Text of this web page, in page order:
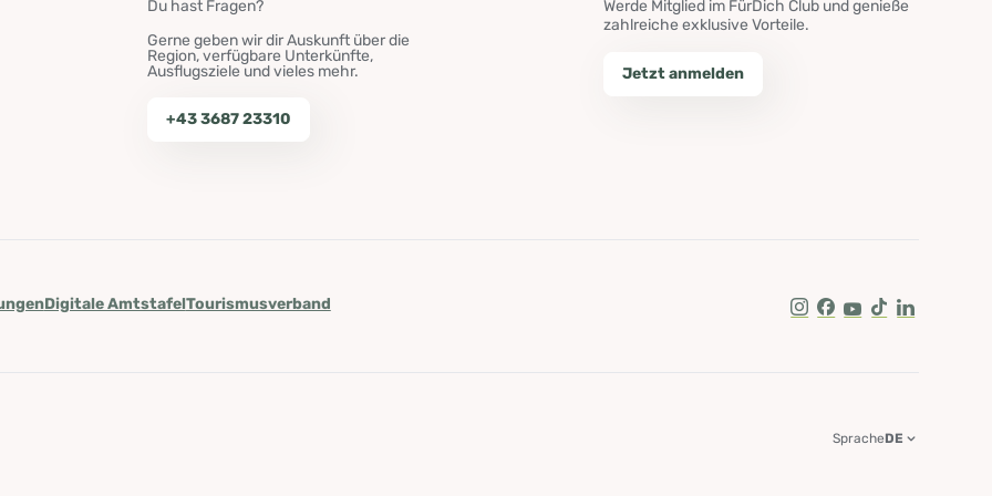
Du hast Fragen?
Gerne geben wir dir Auskunft über die
Region, verfügbare Unterkünfte,
Ausflugsziele und vieles mehr.
+43 3687 23310
Werde Mitglied im FürDich Club und genieße
zahlreiche exklusive Vorteile.
Jetzt anmelden
Digitale AmtstafelTourismusverband
Instagram
Facebook
Youtube
Tik TokLinkedIn
SpracheDE